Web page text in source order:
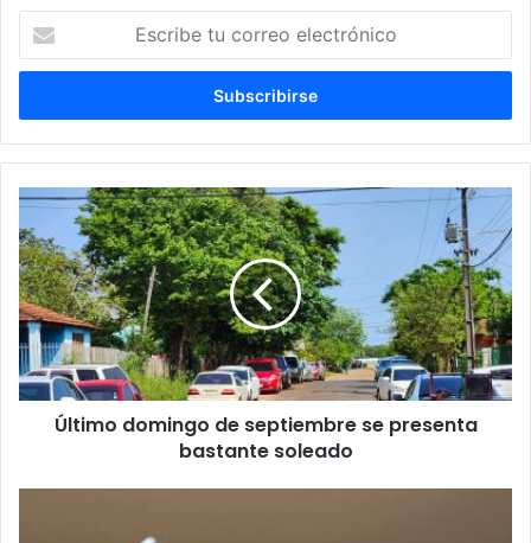
correo
Último domingo de septiembre se presenta
bastante soleado